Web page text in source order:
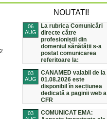
NOUTATI!
06
AUG
La rubrica Comunicări
directe către
profesioniștii din
domeniul sănătății s-a
postat comunicarea
referitoare la:
03
AUG
CANAMED valabil de la
01.08.2026 este
disponibil în secțiunea
dedicată a paginii web a
CFR
03
COMUNICAT EMA: